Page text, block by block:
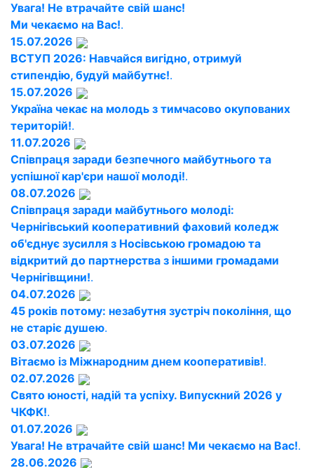
Увага! Не втрачайте свій шанс!
Ми чекаємо на Вас!.
15.07.2026
ВСТУП 2026: Навчайся вигідно, отримуй
стипендію, будуй майбутнє!.
15.07.2026
Україна чекає на молодь з тимчасово окупованих
територій!.
11.07.2026
Співпраця заради безпечного майбутнього та
успішної кар'єри нашої молоді!.
08.07.2026
Співпраця заради майбутнього молоді:
Чернігівський кооперативний фаховий коледж
об'єднує зусилля з Носівською громадою та
відкритий до партнерства з іншими громадами
Чернігівщини!.
04.07.2026
45 років потому: незабутня зустріч покоління, що
не старіє душею.
03.07.2026
Вітаємо із Міжнародним днем кооперативів!.
02.07.2026
Свято юності, надій та успіху. Випускний 2026 у
ЧКФК!.
01.07.2026
Увага! Не втрачайте свій шанс! Ми чекаємо на Вас!.
28.06.2026